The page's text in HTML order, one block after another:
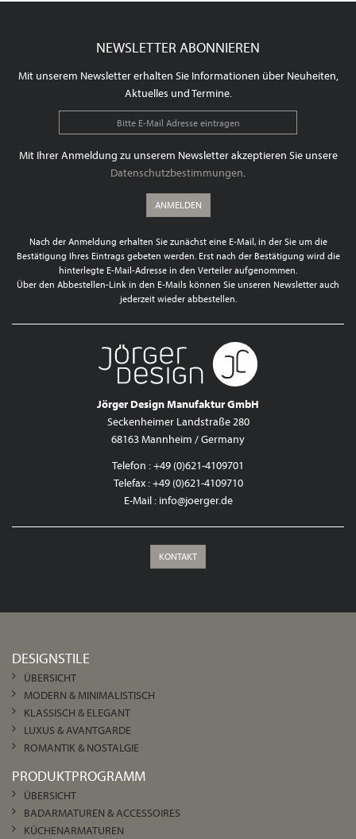
NEWSLETTER ABONNIEREN
Mit unserem Newsletter erhalten Sie Informationen über Neuheiten,
Aktuelles und Termine.
Mit Ihrer Anmeldung zu unserem Newsletter akzeptieren Sie unsere
Datenschutzbestimmungen.
ANMELDEN
Nach der Anmeldung erhalten Sie zunächst eine E-Mail, in der Sie um die
Bestätigung Ihres Eintrags gebeten werden. Erst nach der Bestätigung wird die
hinterlegte E-Mail-Adresse in den Verteiler aufgenommen.
Über den Abbestellen-Link in den E-Mails können Sie unseren Newsletter auch
jederzeit wieder abbestellen.
Jörger Design Manufaktur GmbH
Seckenheimer Landstraße 280
68163 Mannheim / Germany
Telefon : +49 (0)621-4109701
Telefax : +49 (0)621-4109710
E-Mail : info@joerger.de
KONTAKT
DESIGNSTILE
ÜBERSICHT
MODERN & MINIMALISTISCH
KLASSISCH & ELEGANT
LUXUS & AVANTGARDE
ROMANTIK & NOSTALGIE
PRODUKTPROGRAMM
ÜBERSICHT
BADARMATUREN & ACCESSOIRES
KÜCHENARMATUREN